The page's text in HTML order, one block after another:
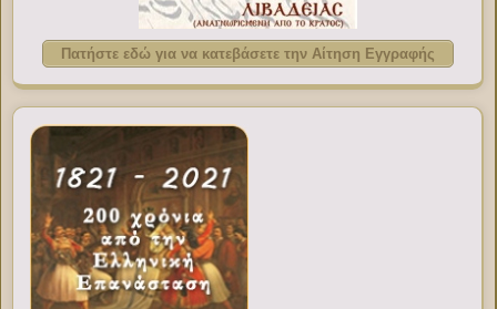
Πατήστε εδώ για να κατεβάσετε την Αίτηση Εγγραφής